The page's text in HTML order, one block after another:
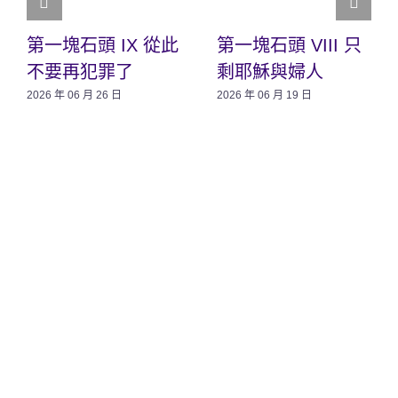
第一塊石頭 IX 從此
不要再犯罪了
2026 年 06 月 26 日
第一塊石頭 VIII 只
剩耶穌與婦人
2026 年 06 月 19 日